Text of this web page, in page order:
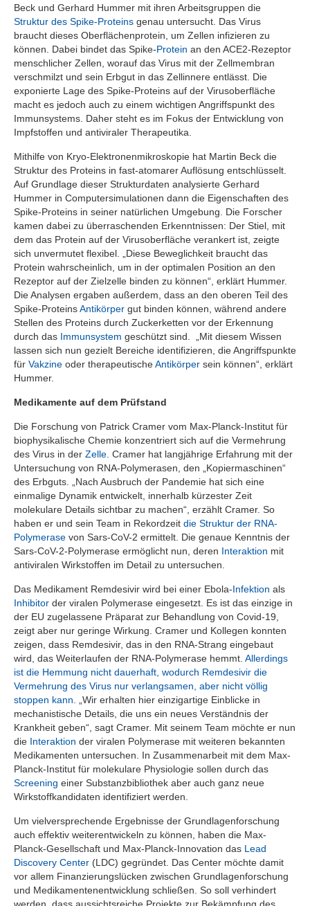
Beck und Gerhard Hummer mit ihren Arbeitsgruppen die
Struktur des Spike-Proteins genau untersucht. Das Virus
braucht dieses Oberflächenprotein, um Zellen infizieren zu
können. Dabei bindet das Spike-Protein an den ACE2-Rezeptor
menschlicher Zellen, worauf das Virus mit der Zellmembran
verschmilzt und sein Erbgut in das Zellinnere entlässt. Die
exponierte Lage des Spike-Proteins auf der Virusoberfläche
macht es jedoch auch zu einem wichtigen Angriffspunkt des
Immunsystems. Daher steht es im Fokus der Entwicklung von
Impfstoffen und antiviraler Therapeutika.
Mithilfe von Kryo-Elektronenmikroskopie hat Martin Beck die
Struktur des Proteins in fast-atomarer Auflösung entschlüsselt.
Auf Grundlage dieser Strukturdaten analysierte Gerhard
Hummer in Computersimulationen dann die Eigenschaften des
Spike-Proteins in seiner natürlichen Umgebung. Die Forscher
kamen dabei zu überraschenden Erkenntnissen: Der Stiel, mit
dem das Protein auf der Virusoberfläche verankert ist, zeigte
sich unvermutet flexibel. „Diese Beweglichkeit braucht das
Protein wahrscheinlich, um in der optimalen Position an den
Rezeptor auf der Zielzelle binden zu können“, erklärt Hummer.
Die Analysen ergaben außerdem, dass an den oberen Teil des
Spike-ProteinsAntikörper gut binden können, während andere
Stellen des Proteins durch Zuckerketten vor der Erkennung
durch das Immunsystem geschützt sind. „Mit diesem Wissen
lassen sich nun gezielt Bereiche identifizieren, die Angriffspunkte
für Vakzine oder therapeutischeAntikörper sein können“, erklärt
Hummer.
Medikamente auf dem Prüfstand
Die Forschung von Patrick Cramer vom Max-Planck-Institut für
biophysikalische Chemie konzentriert sich auf die Vermehrung
des Virus in der Zelle . Cramer hat langjährige Erfahrung mit der
Untersuchung von RNA-Polymerasen, den „Kopiermaschinen“
des Erbguts. „Nach Ausbruch der Pandemie hat sich eine
einmalige Dynamik entwickelt, innerhalb kürzester Zeit
molekulare Details sichtbar zu machen“, erzählt Cramer. So
haben er und sein Team in Rekordzeit die Struktur der RNA-
Polymerase von Sars-CoV-2 ermittelt. Die genaue Kenntnis der
Sars-CoV-2-Polymerase ermöglicht nun, deren Interaktion mit
antiviralen Wirkstoffen im Detail zu untersuchen.
Das Medikament Remdesivir wird bei einer Ebola-Infektion als
Inhibitor der viralen Polymerase eingesetzt. Es ist das einzige in
der EU zugelassene Präparat zur Behandlung von Covid-19,
zeigt aber nur geringe Wirkung. Cramer und Kollegen konnten
zeigen, dass Remdesivir, das in den RNA-Strang eingebaut
wird, das Weiterlaufen der RNA-Polymerase hemmt. Allerdings
ist die Hemmung nicht dauerhaft, wodurch Remdesivir die
Vermehrung des Virus nur verlangsamen, aber nicht völlig
stoppen kann.
„Wir erhalten hier einzigartige Einblicke in
mechanistische Details, die uns ein neues Verständnis der
Krankheit geben“, sagt Cramer. Mit seinem Team möchte er nun
die Interaktion der viralen Polymerase mit weiteren bekannten
Medikamenten untersuchen. In Zusammenarbeit mit dem Max-
Planck-Institut für molekulare Physiologie sollen durch das
Screening einer Substanzbibliothek aber auch ganz neue
Wirkstoffkandidaten identifiziert werden.
Um vielversprechende Ergebnisse der Grundlagenforschung
auch effektiv weiterentwickeln zu können, haben die Max-
Planck-Gesellschaft und Max-Planck-Innovation das Lead
Discovery Center (LDC) gegründet. Das Center möchte damit
vor allem Finanzierungslücken zwischen Grundlagenforschung
und Medikamentenentwicklung schließen. So soll verhindert
werden, dass aussichtsreiche Projekte zur Bekämpfung des